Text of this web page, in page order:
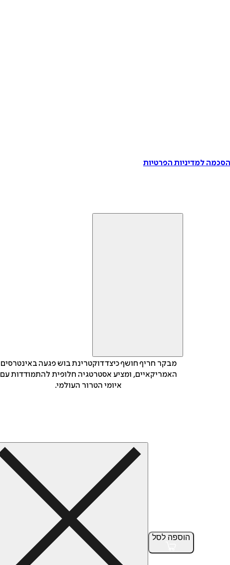
הסכמה למדיניות הפרטיות
מבקר חריף חושף כיצד דוקטרינת בוש פגעה באינטרסים
האמריקאיים, ומציע אסטרטגיה חלופית להתמודדות עם
איומי הטרור העולמי.
הוספה לסל